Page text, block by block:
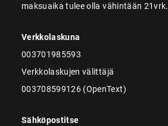
maksuaika tulee olla vähintään 21vrk.
Verkkolaskuna
003701985593
Verkkolaskujen välittäjä
003708599126 (OpenText)
Sähköpostitse